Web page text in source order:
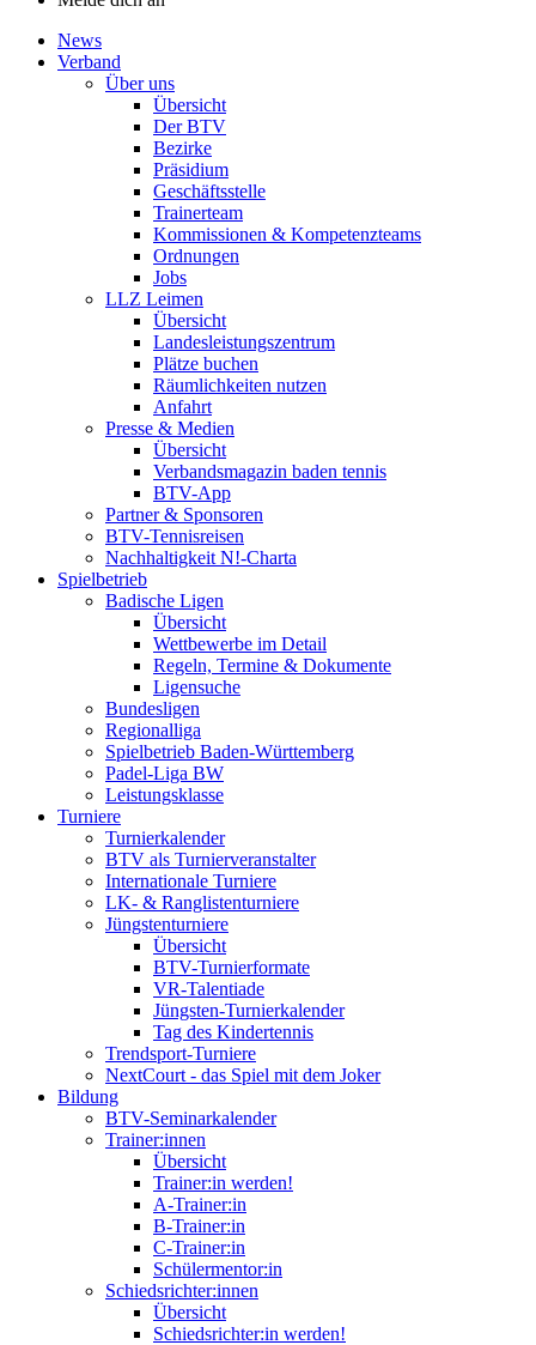
News
Verband
Über uns
Übersicht
Der BTV
Bezirke
Präsidium
Geschäftsstelle
Trainerteam
Kommissionen & Kompetenzteams
Ordnungen
Jobs
LLZ Leimen
Übersicht
Landesleistungszentrum
Plätze buchen
Räumlichkeiten nutzen
Anfahrt
Presse & Medien
Übersicht
Verbandsmagazin baden tennis
BTV-App
Partner & Sponsoren
BTV-Tennisreisen
Nachhaltigkeit N!-Charta
Spielbetrieb
Badische Ligen
Übersicht
Wettbewerbe im Detail
Regeln, Termine & Dokumente
Ligensuche
Bundesligen
Regionalliga
Spielbetrieb Baden-Württemberg
Padel-Liga BW
Leistungsklasse
Turniere
Turnierkalender
BTV als Turnierveranstalter
Internationale Turniere
LK- & Ranglistenturniere
Jüngstenturniere
Übersicht
BTV-Turnierformate
VR-Talentiade
Jüngsten-Turnierkalender
Tag des Kindertennis
Trendsport-Turniere
NextCourt - das Spiel mit dem Joker
Bildung
BTV-Seminarkalender
Trainer:innen
Übersicht
Trainer:in werden!
A-Trainer:in
B-Trainer:in
C-Trainer:in
Schülermentor:in
Schiedsrichter:innen
Übersicht
Schiedsrichter:in werden!